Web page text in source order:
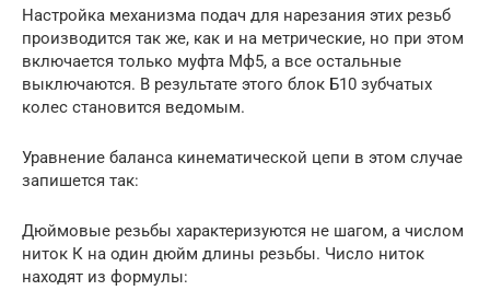
Настройка механизма подач для нарезания этих резьб
производится так же, как и на метрические, но при этом
включается только муфта Мф5, а все остальные
выключаются. В результате этого блок Б10 зубчатых
колес становится ведомым.
Уравнение баланса кинематической цепи в этом случае
запишется так:
Дюймовые резьбы характеризуются не шагом, а числом
ниток К на один дюйм длины резьбы. Число ниток
находят из формулы: